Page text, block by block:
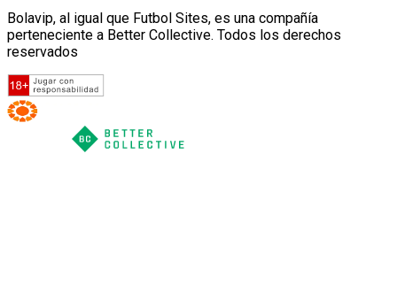
Bolavip, al igual que Futbol Sites, es una compañía
perteneciente a Better Collective. Todos los derechos
reservados